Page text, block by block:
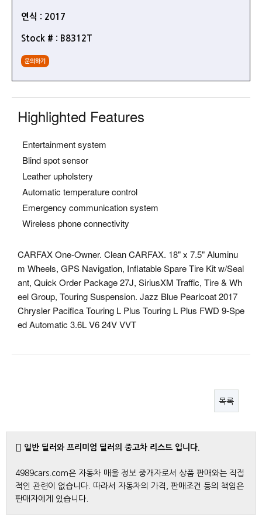
연식 : 2017
Stock # : B8312T
문의하기
Highlighted Features
Entertainment system
Blind spot sensor
Leather upholstery
Automatic temperature control
Emergency communication system
Wireless phone connectivity
CARFAX One-Owner. Clean CARFAX. 18" x 7.5" Aluminu
m Wheels, GPS Navigation, Inflatable Spare Tire Kit w/Seal
ant, Quick Order Package 27J, SiriusXM Traffic, Tire & Wh
eel Group, Touring Suspension. Jazz Blue Pearlcoat 2017
Chrysler Pacifica Touring L Plus Touring L Plus FWD 9-Spe
ed Automatic 3.6L V6 24V VVT
목록
일반 딜러와 프리미엄 딜러의 중고차 리스트 입니다.
4989cars.com은 자동차 매울 정보 중개자로서 상품 판매와는 직접
적인 관련이 없습니다. 따라서 자동차의 가격, 판매조건 등의 책임은
판매자에게 있습니다.